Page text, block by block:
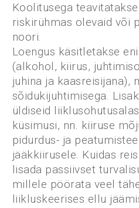
Koolitusega
riskirühmas olevaid või
noori.
Loengus käsitletakse
(alkohol, kiirus,
juhina ja kaasreisijana),
sõidukijuhtimisega.
üldiseid
küsimusi, nn. kiiruse
pidurdus- ja
jääkkiirusele. Kuidas
lisada passiivset
millele pöörata veel
liikluskeerises ellu